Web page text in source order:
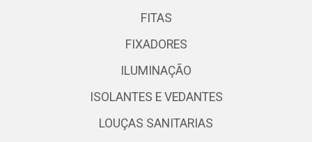
FITAS
FIXADORES
ILUMINAÇÃO
ISOLANTES E VEDANTES
LOUÇAS SANITARIAS